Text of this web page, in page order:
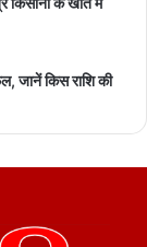
जानें किस राशि की